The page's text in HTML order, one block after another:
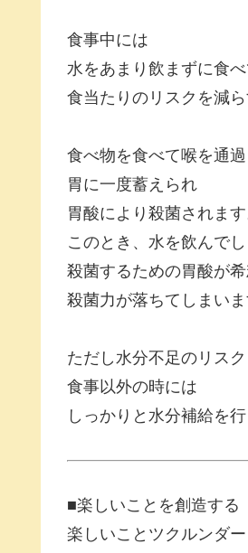
食事中には
水をあまり飲まずに食
食当たりのリスクを減ら
食べ物を食べて喉を通
胃に一度蓄えられ
胃酸により殺菌されます
このとき、水を飲んでし
殺菌するための胃酸が
殺菌力が落ちてしまいま
ただし水分不足のリス
食事以外の時には
しっかりと水分補給を
■楽しいことを創造する
楽しいことツクルンダー